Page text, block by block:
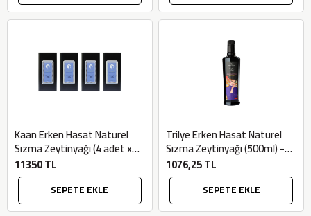
Kaan Erken Hasat Naturel
Sızma Zeytinyağı (4 adet x
5lt) - Bilgem Zeytincilik
11350 TL
SEPETE EKLE
Trilye Erken Hasat Naturel
Sızma Zeytinyağı (500ml) -
Novavera
1076,25 TL
SEPETE EKLE